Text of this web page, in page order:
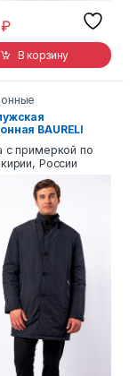
₽
В корзину
BAURELI
с примеркой по
России